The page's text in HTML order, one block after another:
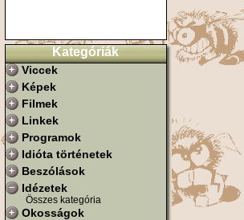
Kategóriák
Viccek
Képek
Filmek
Linkek
Programok
Idióta történetek
Beszólások
Idézetek
Összes kategória
Okosságok